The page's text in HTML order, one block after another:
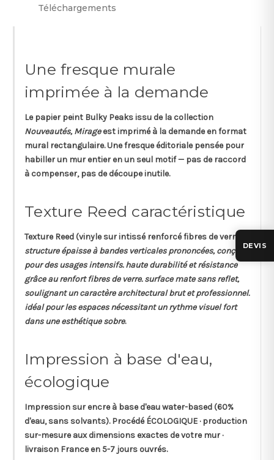
Téléchargements
Une fresque murale
imprimée à la demande
Le papier peint Bulky Peaksissu de la collection
Nouveautés, Mirageest imprimé à la demande en format
mural rectangulaire. Une fresque éditoriale pensée pour
habiller un mur entier en un seul motif — pas de raccord
à compenser, pas de découpe inutile.
Texture Reed caractéristique
TextureReed (vinyle sur intissé renforcé fibres de verre) —
structure épaisse à bandes verticales prononcées, conçue
pour des usages intensifs. haute durabilité et résistance
grâce au renfort fibres de verre. surface mate sans reflet,
soulignant un caractère architectural brut et professionnel.
idéal pour les espaces nécessitant un rythme visuel fort
dans une esthétique sobre.
Impression à base d'eau,
écologique
Impression sur encre à base d'eauwater-based (60%
d'eau, sans solvants). Procédé ÉCOLOGIQUE · production
sur-mesure aux dimensions exactes de votre mur ·
livraison France en 5-7 jours ouvrés.
DEVIS